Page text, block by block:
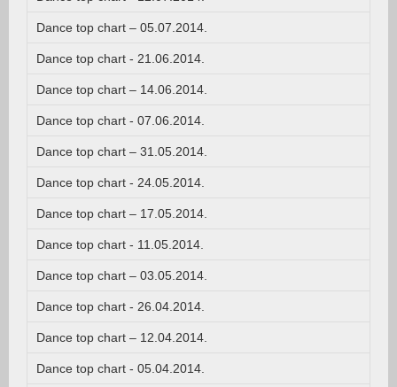
Dance top chart – 05.07.2014.
Dance top chart - 21.06.2014.
Dance top chart – 14.06.2014.
Dance top chart - 07.06.2014.
Dance top chart – 31.05.2014.
Dance top chart - 24.05.2014.
Dance top chart – 17.05.2014.
Dance top chart - 11.05.2014.
Dance top chart – 03.05.2014.
Dance top chart - 26.04.2014.
Dance top chart – 12.04.2014.
Dance top chart - 05.04.2014.